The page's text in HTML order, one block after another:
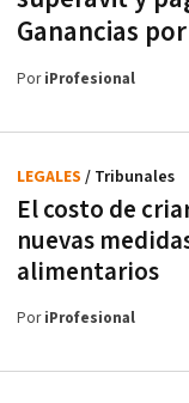
Ganancias
PoriProfesional
El costo de
nuevas
alimentarios
LEGALES / Tribunales
PoriProfesional